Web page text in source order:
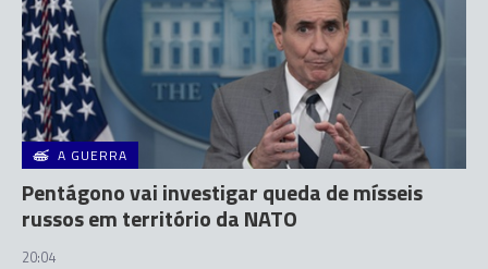
A GUERRA
Pentágono vai investigar queda de mísseis
russos em território da NATO
20:04